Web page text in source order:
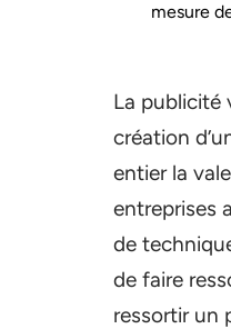
mesure
La publicité
création
entier la
entreprises
de
de faire
ressortir un